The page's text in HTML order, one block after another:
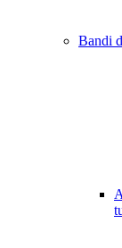
Bandi